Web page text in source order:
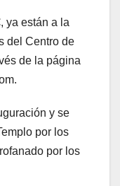
ya están a la
del Centro de
de la página
y se
por los
por los